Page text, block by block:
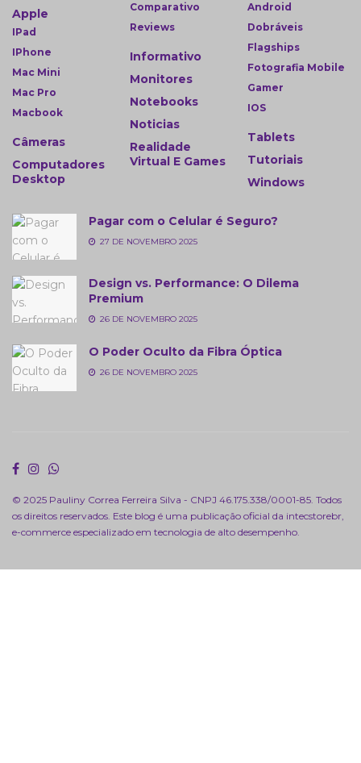
Apple
IPad
IPhone
Mac Mini
Mac Pro
Macbook
Câmeras
Computadores
Desktop
Comparativo
Reviews
Informativo
Monitores
Notebooks
Noticias
Realidade
Virtual E Games
Android
Dobráveis
Flagships
Fotografia Mobile
Gamer
IOS
Tablets
Tutoriais
Windows
Pagar com o Celular é Seguro?
27 DE NOVEMBRO 2025
Design vs. Performance: O Dilema
Premium
26 DE NOVEMBRO 2025
O Poder Oculto da Fibra Óptica
26 DE NOVEMBRO 2025
© 2025 Pauliny Correa Ferreira Silva - CNPJ 46.175.338/0001-85. Todos
os direitos reservados. Este blog é uma publicação oficial da intecstorebr,
e-commerce especializado em tecnologia de alto desempenho.